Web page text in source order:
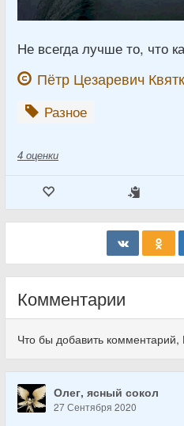
Не всегда лучше то, что
Пётр Цезаревич
Разное
4 оценки
Комментарии
Что бы добавить
Олег, ясный сокол
27 Сентября 2020